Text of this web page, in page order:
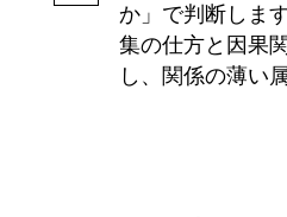
か」で判断しま
集の仕方と因果
し、関係の薄い